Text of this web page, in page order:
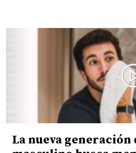
La nueva